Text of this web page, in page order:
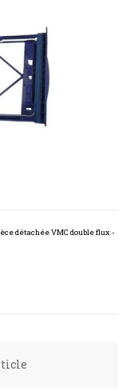
détachée VMC double flux -